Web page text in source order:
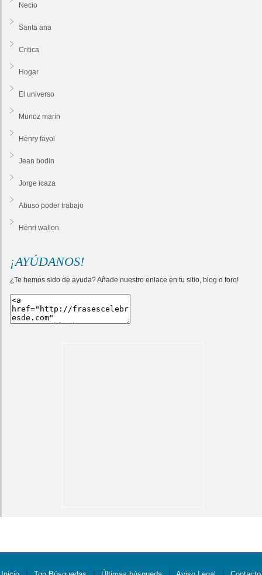
Necio
Santa ana
Critica
Hogar
El universo
Munoz marin
Henry fayol
Jean bodin
Jorge icaza
Abuso poder trabajo
Henri wallon
¡AYÚDANOS!
¿Te hemos sido de ayuda? Añade nuestro enlace en tu sitio, blog o foro!